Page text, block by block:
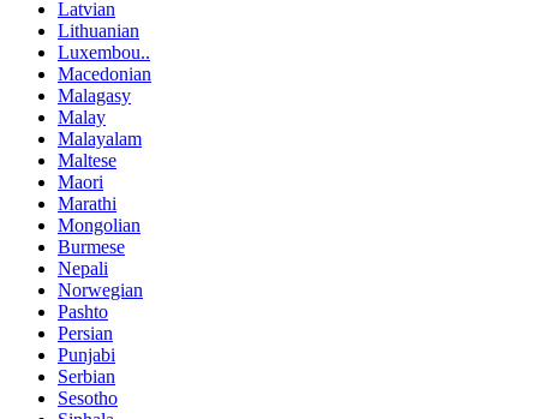
Latvian
Lithuanian
Luxembou..
Macedonian
Malagasy
Malay
Malayalam
Maltese
Maori
Marathi
Mongolian
Burmese
Nepali
Norwegian
Pashto
Persian
Punjabi
Serbian
Sesotho